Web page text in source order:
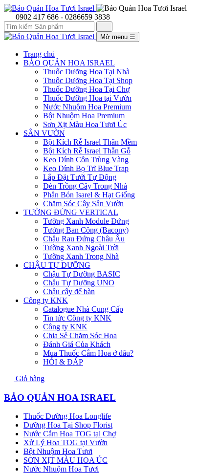
0902 417 686 - 0286659 3838
Mở menu ☰
Trang chủ
BẢO QUẢN HOA ISRAEL
Thuốc Dưỡng Hoa Tại Nhà
Thuốc Dưỡng Hoa Tại Shop
Thuốc Dưỡng Hoa Tại Chợ
Thuốc Dưỡng Hoa tại Vườn
Nước Nhuộm Hoa Premium
Bột Nhuộm Hoa Premium
Sơn Xịt Màu Hoa Tươi Úc
SÂN VƯỜN
Bột Kích Rễ Israel Thân Mềm
Bột Kích Rễ Israel Thẫn Gỗ
Keo Dính Côn Trùng Vàng
Keo Dính Bọ Trĩ Blue Trap
Lắp Đặt Tưới Tự Động
Đèn Trồng Cây Trong Nhà
Phân Bón Isarel & Hạt Giống
Chăm Sóc Cây Sân Vườn
TƯỜNG ĐỨNG VERTICAL
Tường Xanh Module Đứng
Tường Ban Công (Bacony)
Chậu Rau Đứng Châu Âu
Tường Xanh Ngoài Trời
Tường Xanh Trong Nhà
CHẬU TỰ DƯỠNG
Chậu Tự Dưỡng BASIC
Chậu Tự Dưỡng UNO
Chậu cây để bàn
Công ty KNK
Catalogue Nhà Cung Cấp
Tin tức Công ty KNK
Công ty KNK
Chia Sẻ Chăm Sóc Hoa
Đánh Giá Của Khách
Mua Thuốc Cắm Hoa ở đâu?
HỎI & ĐÁP
Giỏ hàng
BẢO QUẢN HOA ISRAEL
Thuốc Dưỡng Hoa Longlife
Dưỡng Hoa Tại Shop Florist
Nước Cắm Hoa TOG tại Chợ
Xử Lý Hoa TOG tại Vườn
Bột Nhuộm Hoa Tươi
SƠN XỊT MÀU HOA ÚC
Nước Nhuộm Hoa Tươi